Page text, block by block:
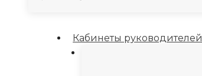
Кабинеты руководителей